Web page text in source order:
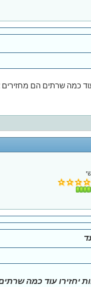
כמה שרתים הם מחזירים
יחזירו עוד כמה